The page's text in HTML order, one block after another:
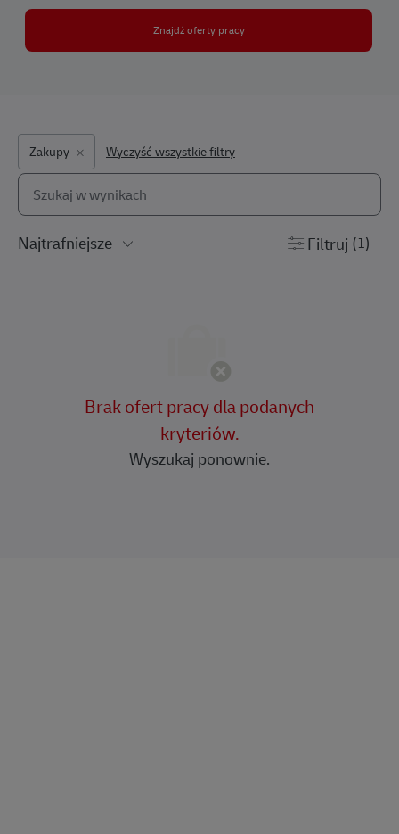
Znajdź oferty pracy
Zakupy Wyczyść wszystkie filtry
the results are updated
Wyszukaj z poniższej listy
Filtruj (1)
Brak ofert pracy dla podanych
kryteriów.
Wyszukaj ponownie.